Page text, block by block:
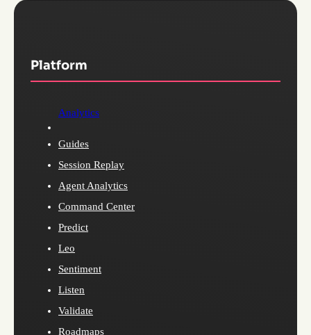
Platform
Analytics
Guides
Session Replay
Agent Analytics
Command Center
Predict
Leo
Sentiment
Listen
Validate
Roadmaps